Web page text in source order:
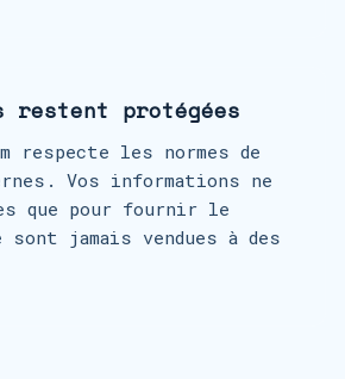
restent protégées
respecte les normes de
Vos informations ne
que pour fournir le
jamais vendues à des